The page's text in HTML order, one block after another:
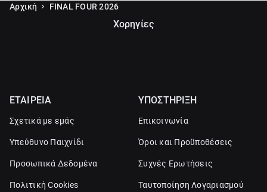
Αρχική FINAL FOUR 2026
Χορηγίες
ΕΤΑΙΡΕΙΑ
Σχετικά με εμάς
Υπεύθυνο Παιχνίδι
Προσωπικά Δεδομένα
Πολιτική Cookies
ΥΠΟΣΤΗΡΙΞΗ
Επικοινωνία
Όροι και Προϋποθέσεις
Συχνές Ερωτήσεις
Ταυτοποίηση Λογαριασμού